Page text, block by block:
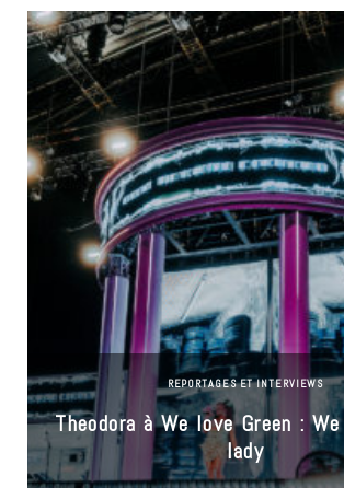
REPORTAGES ET INTERVIEWS
Theodora à We love Green :
lady